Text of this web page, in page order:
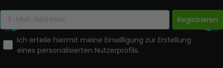
Registrieren
Ich erteile hiermit meine Einwilligung zur Erstellung
eines personalisierten Nutzerprofils.